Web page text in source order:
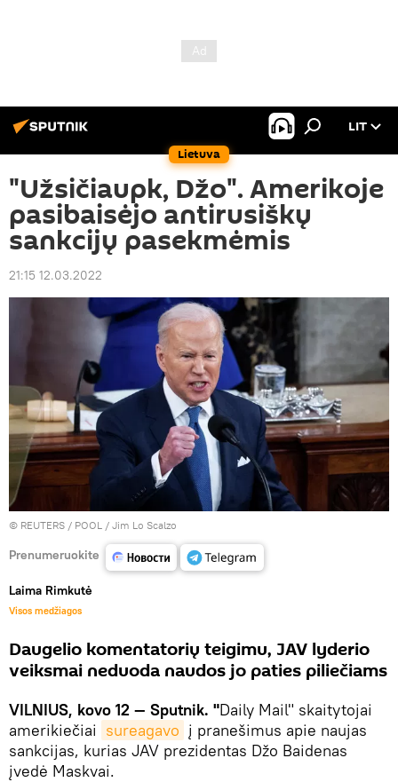
Lietuva
LIT
"Užsičiaupk, Džo". Amerikoje
pasibaisėjo antirusiškų
sankcijų pasekmėmis
21:15 12.03.2022
© REUTERS / POOL / Jim Lo Scalzo
Prenumeruokite
Laima Rimkutė
Visos medžiagos
Daugelio komentatorių teigimu, JAV lyderio
veiksmai neduoda naudos jo paties piliečiams
VILNIUS, kovo 12 — Sputnik. "Daily Mail" skaitytojai
amerikiečiai sureagavo į pranešimus apie naujas
sankcijas, kurias JAV prezidentas Džo Baidenas
įvedė Maskvai.